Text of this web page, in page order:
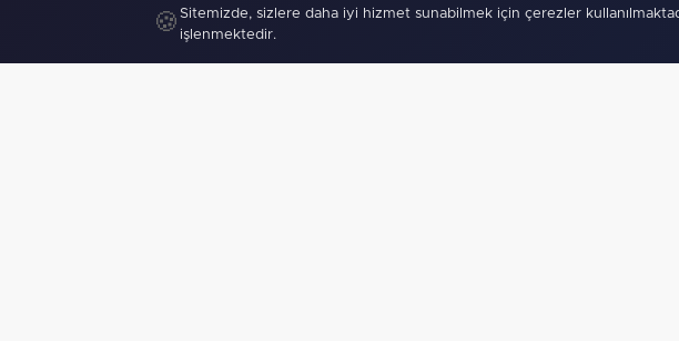
🍪 Sitemizde, sizlere daha iyi hizmet sunabilmek için çerezler
işlenmektedir.